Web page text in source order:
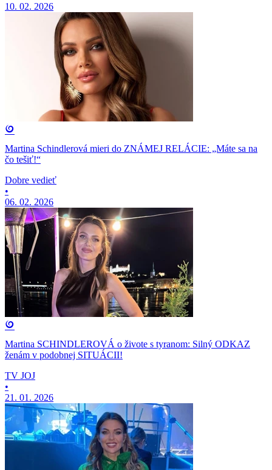
10. 02. 2026
Martina Schindlerová mieri do ZNÁMEJ RELÁCIE: „Máte sa na
čo tešiť!“
Dobre vedieť
•
06. 02. 2026
Martina SCHINDLEROVÁ o živote s tyranom: Silný ODKAZ
ženám v podobnej SITUÁCII!
TV JOJ
•
21. 01. 2026